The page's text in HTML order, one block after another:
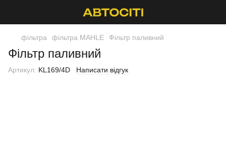
фільтра фільтра MAHLE Фільтр паливний
Фільтр паливний
Артикул: KL169/4D Написати відгук